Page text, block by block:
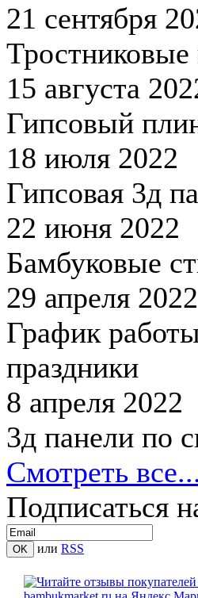
21 сентября
15 августа
Гипсовый
18 июля 2022
Гипсовая 3д
22 июня 2022
Бамбуковые
29 апреля 2022
График
праздники
8 апреля 2022
3д панели по
Смотреть все...
Подписаться
или RSS